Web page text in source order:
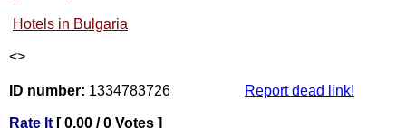
Hotels in Bulgaria
<>
ID number: 1334783726
Rate It [ 0.00 / 0 Votes ]
Report dead link!